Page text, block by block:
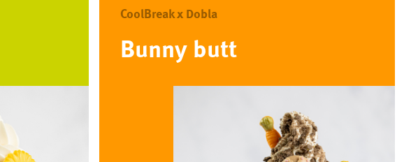
CoolBreak x Dobla
Bunny butt